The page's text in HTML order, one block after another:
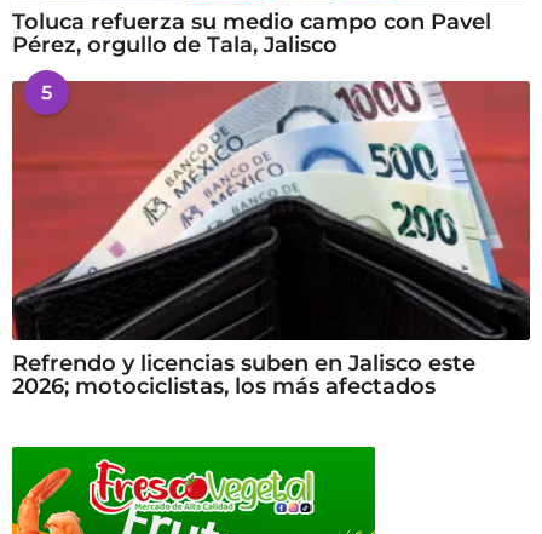
Toluca refuerza su medio campo con Pavel
Pérez, orgullo de Tala, Jalisco
5
Refrendo y licencias suben en Jalisco este
2026; motociclistas, los más afectados